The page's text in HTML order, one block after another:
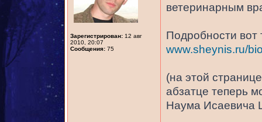
Зарегистрирован: 12 авг
2010, 20:07
Сообщения: 75
ветеринарным
Подробности вот
www.sheynis.ru/
(на этой
абзатце теперь
Наума Исаевича